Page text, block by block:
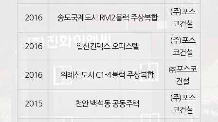
2016 송도국제도시 RM2블럭 주상복합
(주)포스
코건설
2016 일산킨텍스 오피스텔
(주)포스
코건설
2016 위례신도시 C1-4블럭 주상복합
㈜포스코
건설
2015 천안 백석동 공동주택
(주)포스
코건설